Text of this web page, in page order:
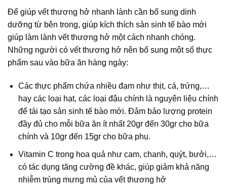
Để giúp vết thương hở nhanh lành cần bổ sung dinh
dưỡng từ bên trong, giúp kích thích sản sinh tế bào mới
giúp làm lành vết thương hở một cách nhanh chóng.
Những người có vết thương hở nên bổ sung một số thực
phẩm sau vào bữa ăn hàng ngày:
Các thực phẩm chứa nhiều đạm như thịt, cá, trứng,…
hay các loại hạt, các loại đậu chính là nguyên liệu chính
để tái tạo sản sinh tế bào mới. Đảm bảo lượng protein
đầy đủ cho mỗi bữa ăn ít nhất 20gr đến 30gr cho bữa
chính và 10gr đến 15gr cho bữa phụ.
Vitamin C trong hoa quả như cam, chanh, quýt, bưởi,…
có tác dụng tăng cường đề khác, giúp giảm khả năng
nhiễm trùng mưng mủ của vết thương hở